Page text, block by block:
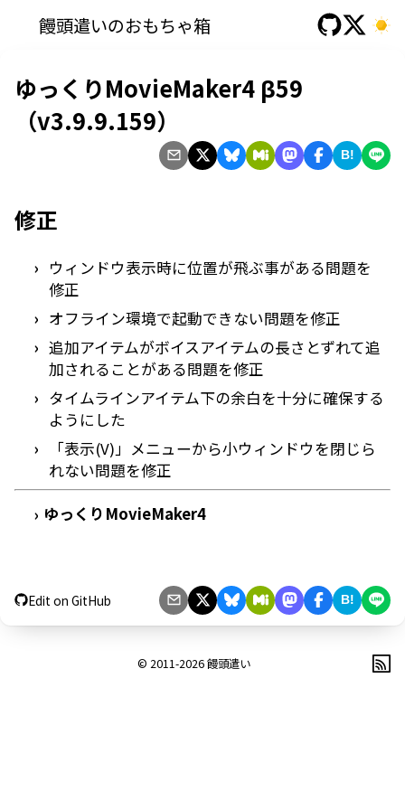
饅頭遣いのおもちゃ箱
ゆっくりMovieMaker4 β59
（v3.9.9.159）
B!
修正
ウィンドウ表示時に位置が飛ぶ事がある問題を
修正
オフライン環境で起動できない問題を修正
追加アイテムがボイスアイテムの長さとずれて追
加されることがある問題を修正
タイムラインアイテム下の余白を十分に確保する
ようにした
「表示(V)」メニューから小ウィンドウを閉じら
れない問題を修正
› ゆっくりMovieMaker4
Edit on GitHub B!
© 2011-2026饅頭遣い